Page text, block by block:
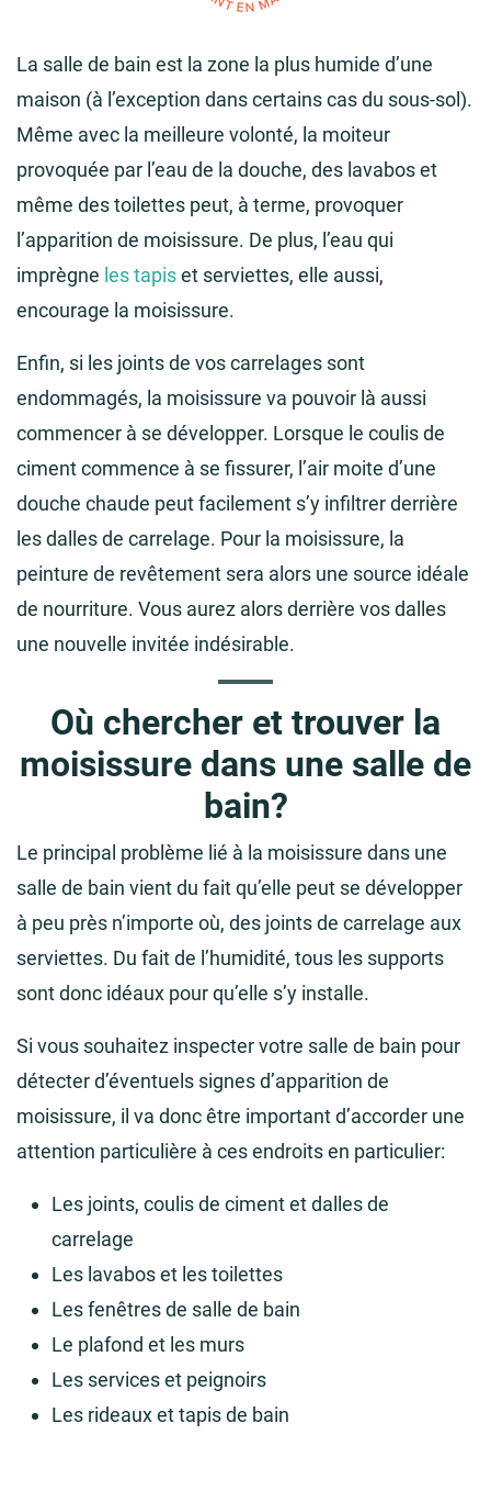
La salle de bain est la zone la plus humide d’une
maison (à l’exception dans certains cas du sous-sol).
Même avec la meilleure volonté, la moiteur
provoquée par l’eau de la douche, des lavabos et
même des toilettes peut, à terme, provoquer
l’apparition de moisissure. De plus, l’eau qui
imprègne les tapiset serviettes, elle aussi,
encourage la moisissure.
Enfin, si les joints de vos carrelages sont
endommagés, la moisissure va pouvoir là aussi
commencer à se développer. Lorsque le coulis de
ciment commence à se fissurer, l’air moite d’une
douche chaude peut facilement s’y infiltrer derrière
les dalles de carrelage. Pour la moisissure, la
peinture de revêtement sera alors une source idéale
de nourriture. Vous aurez alors derrière vos dalles
une nouvelle invitée indésirable.
Où chercher et trouver la
moisissure dans une salle de
bain?
Le principal problème lié à la moisissure dans une
salle de bain vient du fait qu’elle peut se développer
à peu près n’importe où, des joints de carrelage aux
serviettes. Du fait de l’humidité, tous les supports
sont donc idéaux pour qu’elle s’y installe.
Si vous souhaitez inspecter votre salle de bain pour
détecter d’éventuels signes d’apparition de
moisissure, il va donc être important d’accorder une
attention particulière à ces endroits en particulier:
Les joints, coulis de ciment et dalles de
carrelage
Les lavabos et les toilettes
Les fenêtres de salle de bain
Le plafond et les murs
Les services et peignoirs
Les rideaux et tapis de bain